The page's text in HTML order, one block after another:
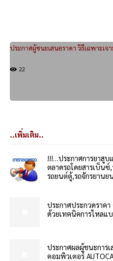
ประกาศผู้ชนะเสนอราคา วิธีเฉพาะเจ
22
..เพิ่มเติม..
!!!…ประกาศการยาสูบ
ตลาดรถโดยสารเบ็นซ์
รถยนต์ตู้,รถจักรยานยน
ประกาศประกวดราค
ด้วยเทคนิคการไหลแ
ประกาศผลผู้ชนะการ
คอมพิวเตอร์